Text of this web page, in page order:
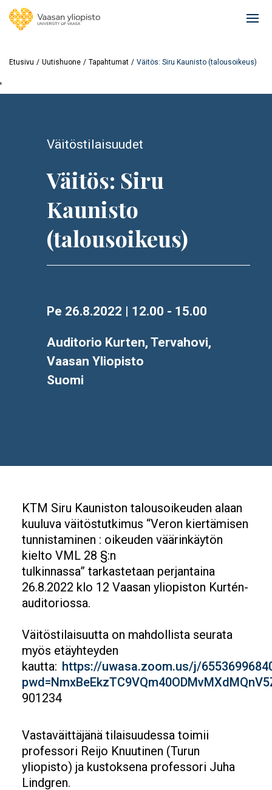
Etusivu Uutishuone Tapahtumat Väitös: Siru Kaunisto (talousoikeus)
'
Väitöstilaisuudet
Väitös: Siru
Kaunisto
(talousoikeus)
Aika
Pe 26.8.2022 | 12.00 - 15.00
Location
Auditorio Kurten, Tervahovi,
Vaasan Yliopisto
Suomi
KTM Siru Kauniston talousoikeuden alaan
kuuluva väitöstutkimus “Veron kiertämisen
tunnistaminen : oikeuden väärinkäytön
kielto VML 28 §:n
tulkinnassa” tarkastetaan perjantaina
26.8.2022 klo 12 Vaasan yliopiston Kurtén-
auditoriossa.
Väitöstilaisuutta on mahdollista seurata
myös etäyhteyden
kautta: https://uwasa.zoom.us/j/
901234
Vastaväittäjänä tilaisuudessa toimii
professori Reijo Knuutinen (Turun
yliopisto) ja kustoksena professori Juha
Lindgren.